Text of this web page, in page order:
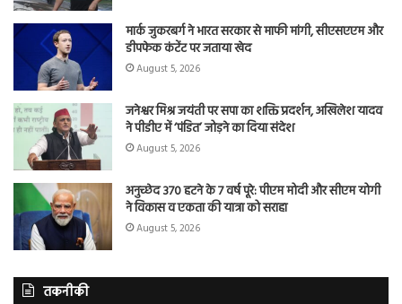
मार्क जुकरबर्ग ने भारत सरकार से माफी मांगी, सीएसएएम और
डीपफेक कंटेंट पर जताया खेद
August 5, 2026
जनेश्वर मिश्र जयंती पर सपा का शक्ति प्रदर्शन, अखिलेश यादव
ने पीडीए में ‘पंडित’ जोड़ने का दिया संदेश
August 5, 2026
अनुच्छेद 370 हटने के 7 वर्ष पूरे: पीएम मोदी और सीएम योगी
ने विकास व एकता की यात्रा को सराहा
August 5, 2026
तकनीकी